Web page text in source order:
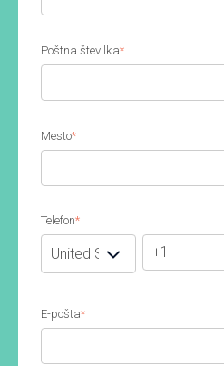
Poštna številka*
Mesto*
Telefon*
E-pošta*